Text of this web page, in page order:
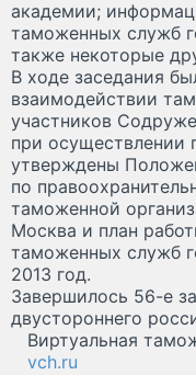
академии;
таможенных служб
также некоторые
В ходе заседания
взаимодействии
участников
при осуществлении
утверждены
по
таможенной
Москва и план
таможенных служб
2013 год.
Завершилось 56-е
двустороннего
Виртуальная
vch.ru